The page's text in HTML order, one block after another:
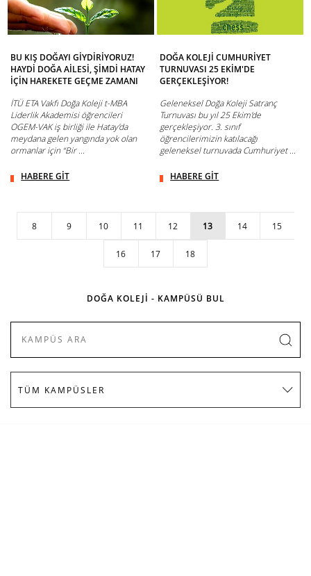
BU KIŞ DOĞAYI GİYDİRİYORUZ!
HAYDİ DOĞA AİLESİ, ŞİMDİ HATAY
İÇİN HAREKETE GEÇME ZAMANI
İTÜ ETA Vakfı Doğa Koleji t-MBA
Liderlik Akademisi öğrencileri
OGEM-VAK iş birliği ile Hatay’da
meydana gelen yangında yok olan
ormanlar için “Bir ...
HABERE GİT
DOĞA KOLEJİ CUMHURİYET
TURNUVASI 25 EKİM'DE
GERÇEKLEŞİYOR!
Geleneksel Doğa Koleji Satranç
Turnuvası bu yıl 25 Ekim'de
gerçekleşiyor. 3. sınıf
öğrencilerimizin katılacağı
geleneksel turnuvada Cumhuriyet ...
HABERE GİT
8 9 10 11 12 13 14 15
16 17 18
DOĞA KOLEJİ - KAMPÜSÜ BUL